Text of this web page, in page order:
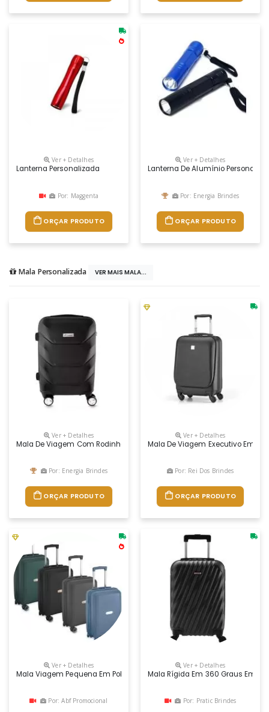
Ver + Detalhes
Lanterna Personalizada
Por: Maggenta
ORÇAR PRODUTO
Ver + Detalhes
Lanterna De Alumínio
Por: Energia Brindes
ORÇAR PRODUTO
Mala Personalizada VER MAIS MALA...
Ver + Detalhes
Mala De Viagem Com Rodinha Personalizada
Por: Energia Brindes
ORÇAR PRODUTO
Ver + Detalhes
Mala De Viagem Executivo Em
Por: Rei Dos Brindes
ORÇAR PRODUTO
Ver + Detalhes
Mala Viagem Pequena Em Polipropileno Abertura Com Zíper Para
Por: Abf Promocional
Ver + Detalhes
Mala Rígida Em 360 Graus Em
Por: Pratic Brindes